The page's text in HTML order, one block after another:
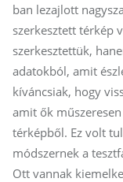
ban lezajlott
szerkesztett térkép
szerkesztettük,
adatokból, amit
kíváncsiak, hogy
amit ők
térképből. Ez volt
módszernek a
Ott vannak